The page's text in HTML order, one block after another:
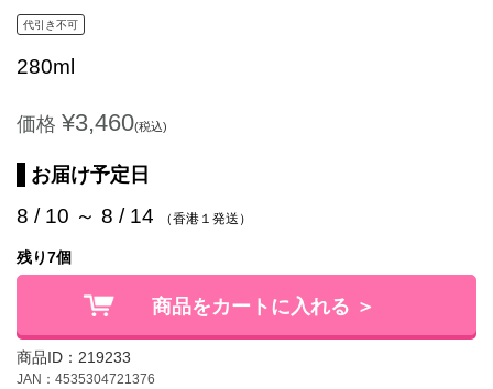
代引き不可
280ml
価格 ¥3,460(税込)
お届け予定日
8 / 10 ～ 8 / 14 （香港１発送）
残り7個
商品をカートに入れる ＞
商品ID：219233
JAN：4535304721376